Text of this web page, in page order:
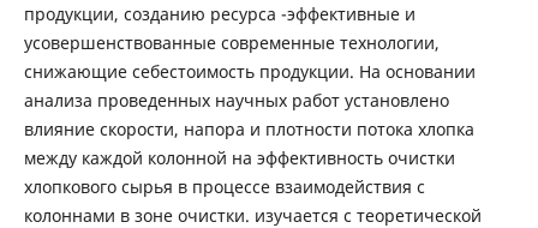
продукции, созданию ресурса -эффективные и
усовершенствованные современные технологии,
снижающие себестоимость продукции. На основании
анализа проведенных научных работ установлено
влияние скорости, напора и плотности потока хлопка
между каждой колонной на эффективность очистки
хлопкового сырья в процессе взаимодействия с
колоннами в зоне очистки. изучается с теоретической